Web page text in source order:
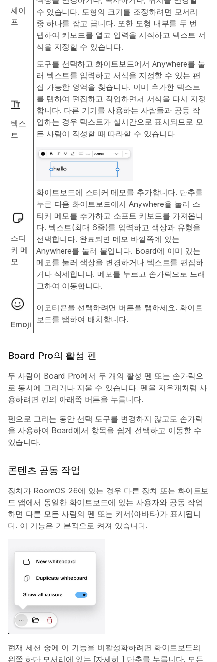
셰이
프
수 있습니다. 도형의 크기를 조정하려면 모서리
중 하나를 잡고 끕니다. 또한 도형 내부를 두 번
탭하여 키보드를 열고 입력을 시작하고 텍스트 서
식을 지정할 수 있습니다.
텍스
트
도구를 선택하고 화이트보드에서 Anywhere를 눌
러 텍스트를 입력하고 서식을 지정할 수 있는 편
집 가능한 영역을 찾습니다. 이미 추가한 텍스트
를 탭하여 편집하고 작업하면서 서식을 다시 지정
합니다. 다른 기기를 사용하는 사람들과 공동 작
업하는 경우 텍스트가 실시간으로 표시되므로 모
든 사람이 작성할 때 따라할 수 있습니다.
스티
커 메
모
화이트보드에 스티커 메모를 추가합니다. 단추를
누른 다음 화이트보드에서 Anywhere을 눌러 스
티커 메모를 추가하고 소프트 키보드를 가져옵니
다. 텍스트(최대 6줄)를 입력하고 색상과 유형을
선택합니다. 완료되면 메모 바깥쪽에 있는
Anywhere를 눌러 붙입니다. Board에 이미 있는
메모를 눌러 색상을 변경하거나 텍스트를 편집하
거나 삭제합니다. 메모를 누르고 손가락으로 드래
그하여 이동합니다.
Emoji
이모티콘을 선택하려면 버튼을 탭하세요. 화이트
보드를 탭하여 배치합니다.
Board Pro의 활성 펜
두 사람이 Board Pro에서 두 개의 활성 펜 또는 손가락으
로 동시에 그리거나 지울 수 있습니다. 펜을 지우개처럼 사
용하려면 펜의 아래쪽 버튼을 누릅니다.
펜으로 그리는 동안 선택 도구를 변경하지 않고도 손가락
을 사용하여 Board에서 항목을 쉽게 선택하고 이동할 수
있습니다.
콘텐츠 공동 작업
장치가 RoomOS 26에 있는 경우 다른 장치 또는 화이트보
드 앱에서 동일한 화이트보드에 있는 사용자와 공동 작업
하면 다른 모든 사람의 펜 또는 커서(아바타)가 표시됩니
다. 이 기능은 기본적으로 켜져 있습니다.
현재 세션 중에 이 기능을 비활성화하려면 화이트보드의
왼쪽 하단 모서리에 있는 [자세히 ] 단추를 누릅니다. 모든